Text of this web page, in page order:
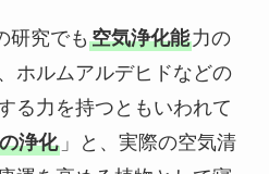
研究でも 空気浄化能力の
ホルムアルデヒドなどの
る力を持つともいわれて
浄化」と、実際の空気清